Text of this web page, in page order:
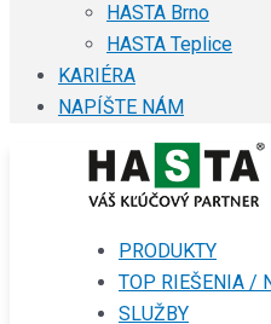
HASTA Brno
HASTA Teplice
KARIÉRA
NAPÍŠTE NÁM
PRODUKTY
TOP RIEŠENIA /
SLUŽBY